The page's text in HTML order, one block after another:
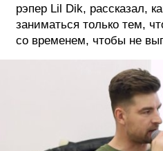
рэпер Lil Dik, рассказал,
заниматься только тем,
со временем, чтобы не
ИСТОРИИ